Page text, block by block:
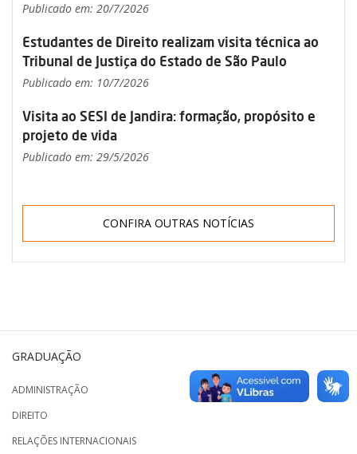
Publicado em: 20/7/2026
Estudantes de Direito realizam visita técnica ao
Tribunal de Justiça do Estado de São Paulo
Publicado em: 10/7/2026
Visita ao SESI de Jandira: formação, propósito e
projeto de vida
Publicado em: 29/5/2026
CONFIRA OUTRAS NOTÍCIAS
GRADUAÇÃO
ADMINISTRAÇÃO
DIREITO
RELAÇÕES INTERNACIONAIS